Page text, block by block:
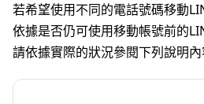
若希望使用不同的電話號碼移動
依據是否仍可使用移動帳號前的
請依據實際的狀況參閱下列說明內